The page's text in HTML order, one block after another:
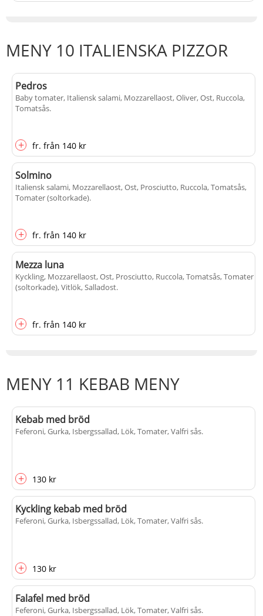
MENY 10 ITALIENSKA PIZZOR
Pedros
Baby tomater, Italiensk salami, Mozzarellaost, Oliver, Ost, Ruccola,
Tomatsås.
+ fr. från 140 kr
Solmino
Italiensk salami, Mozzarellaost, Ost, Prosciutto, Ruccola, Tomatsås,
Tomater (soltorkade).
+ fr. från 140 kr
Mezza luna
Kyckling, Mozzarellaost, Ost, Prosciutto, Ruccola, Tomatsås, Tomater
(soltorkade), Vitlök, Salladost.
+ fr. från 140 kr
MENY 11 KEBAB MENY
Kebab med bröd
Feferoni, Gurka, Isbergssallad, Lök, Tomater, Valfri sås.
+ 130 kr
Kyckling kebab med bröd
Feferoni, Gurka, Isbergssallad, Lök, Tomater, Valfri sås.
+ 130 kr
Falafel med bröd
Feferoni, Gurka, Isbergssallad, Lök, Tomater, Valfri sås.